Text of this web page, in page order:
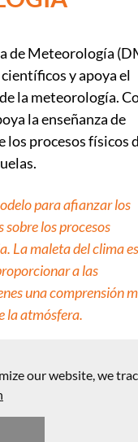
de Meteorología
y apoya el
la meteorología.
la enseñanza de
procesos físicos
para afianzar los
los procesos
La maleta del clima
a las
una comprensión
la atmósfera.
our website, we